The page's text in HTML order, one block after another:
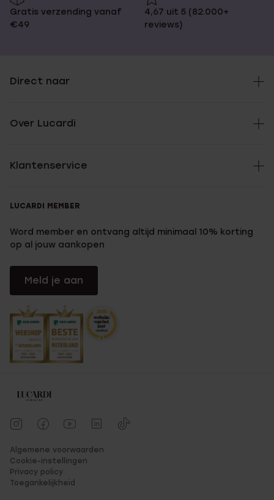
Gratis verzending vanaf
€49
4,67 uit 5 (82.000+
reviews)
Direct naar
Over Lucardi
Klantenservice
LUCARDI MEMBER
Word member en ontvang altijd minimaal 10% korting
op al jouw aankopen
Meld je aan
Algemene voorwaarden
Cookie-instellingen
Privacy policy
Toegankelijkheid